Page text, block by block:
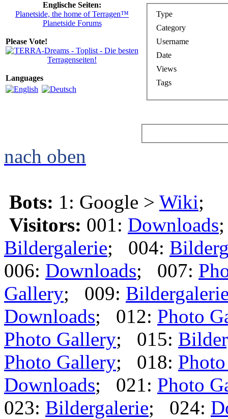
Englische Seiten:
Planetside, the home of Terragen™
Planetside Forums
Please Vote!
Languages
Type
Category
Username
Date
Views
Tags
nach oben
Bots: 1: Google > Wiki;
Visitors: 001: Downloads
Bildergalerie; 004:
006: Downloads; 007:
Gallery; 009:
Downloads; 012: Photo
Photo Gallery; 015:
Photo Gallery; 018:
Downloads; 021: Photo
023: Bildergalerie; 024: